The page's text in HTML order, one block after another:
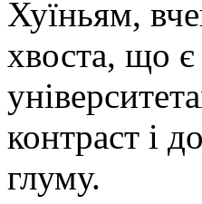
Хуїньям,
хвоста, що
контраст і
глуму.